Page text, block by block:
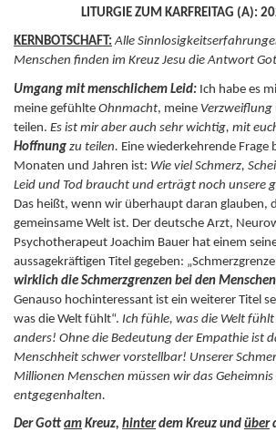
LITURGIE ZUM KARFREITAG (A):
KERNBOTSCHAFT: Alle
Menschen finden im Kreuz Jesu die Antwort
Umgang mit menschlichem Leid: Ich habe es
meine gefühlte Ohnmacht, meine Verzweiflung
teilen. Es ist mir aber auch sehr wichtig, mit
Hoffnung zu teilen. Eine wiederkehrende Frage
Monaten und Jahren ist: Wie viel Schmerz,
Leid und Tod braucht und erträgt noch unsere
Das heißt, wenn wir überhaupt daran glauben,
gemeinsame Welt ist. Der deutsche Arzt,
Psychotherapeut Joachim Bauer hat einem
aussagekräftigen Titel gegeben:
wirklich die Schmerzgrenzen bei den
Genauso hochinteressant ist ein weiterer Titel
was die Welt fühlt“. Ich fühle, was die Welt
anders! Ohne die Bedeutung der Empathie ist
Menschheit schwer vorstellbar! Unserer
Millionen Menschen müssen wir das Geheimnis
entgegenhalten.
Der Gott am Kreuz, hinterdem Kreuz und über